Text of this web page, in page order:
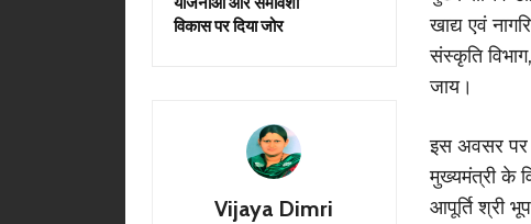
विकास पर दिया जोर
Vijaya Dimri
खाद्य एवं
संस्कृति
जाय।
इस अवसर पर
मुख्यमंत्री के
आपूर्ति श्री